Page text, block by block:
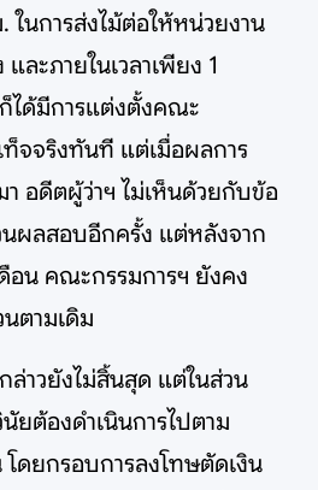
ในการส่งไม้ต่อให้หน่วยงาน
ละภายในเวลาเพียง 1
ได้มีการแต่งตั้งคณะ
จจริงทันที แต่เมื่อผลการ
อดีตผู้ว่าฯ ไม่เห็นด้วยกับข้อ
ผลสอบอีกครั้ง แต่หลังจาก
อน คณะกรรมการฯ ยังคง
ตามเดิม
าวยังไม่สิ้นสุด แต่ในส่วน
ยต้องดำเนินการไปตาม
โดยกรอบการลงโทษตัดเงิน